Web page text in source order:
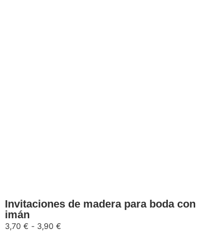
Invitaciones de madera para boda con
imán
3,70 € - 3,90 €